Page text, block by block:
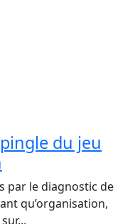
du jeu
par le diagnostic de
qu’organisation,